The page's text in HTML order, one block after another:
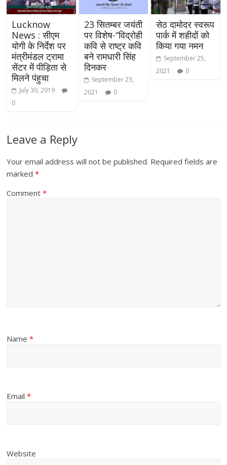
Lucknow
News : सीएम
योगी के निर्देश पर
मंत्रीमंडल ट्रामा
सेंटर में पीड़िता से
मिलने पंहुचा
July 30, 2019
0
23 सितम्बर जयंती
पर विशेष-“विद्रोही
कवि से राष्ट्र कवि
बने रामधारी सिंह
दिनकर
September 23,
2021
0
सेठ दामोदर स्वरूप
पार्क में शहीदों को
किया गया नमन
September 25,
2021
0
Leave a Reply
Your email address will not be published. Required fields are
marked*
Comment*
Name*
Email*
Website